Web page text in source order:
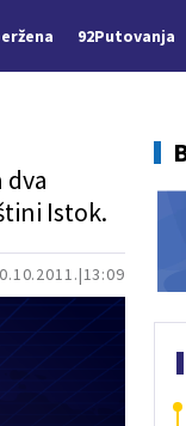
92Putovanja
13:09
dva
Istok.